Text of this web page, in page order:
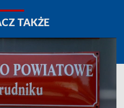
TAKŻE